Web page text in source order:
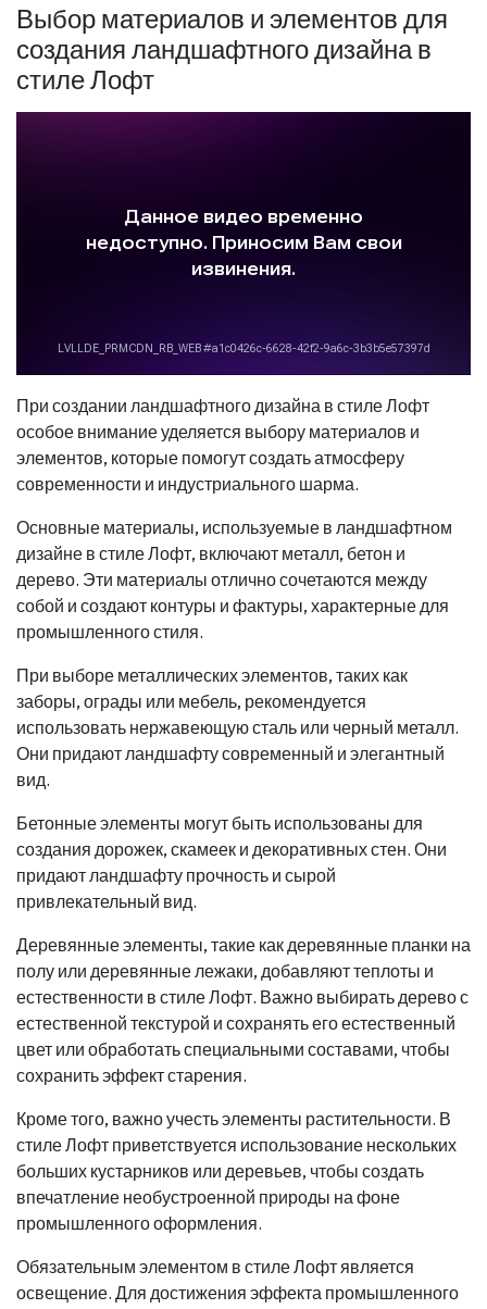
Выбор материалов и элементов для
создания ландшафтного дизайна в
стиле Лофт
При создании ландшафтного дизайна в стиле Лофт
особое внимание уделяется выбору материалов и
элементов, которые помогут создать атмосферу
современности и индустриального шарма.
Основные материалы, используемые в ландшафтном
дизайне в стиле Лофт, включают металл, бетон и
дерево. Эти материалы отлично сочетаются между
собой и создают контуры и фактуры, характерные для
промышленного стиля.
При выборе металлических элементов, таких как
заборы, ограды или мебель, рекомендуется
использовать нержавеющую сталь или черный металл.
Они придают ландшафту современный и элегантный
вид.
Бетонные элементы могут быть использованы для
создания дорожек, скамеек и декоративных стен. Они
придают ландшафту прочность и сырой
привлекательный вид.
Деревянные элементы, такие как деревянные планки на
полу или деревянные лежаки, добавляют теплоты и
естественности в стиле Лофт. Важно выбирать дерево с
естественной текстурой и сохранять его естественный
цвет или обработать специальными составами, чтобы
сохранить эффект старения.
Кроме того, важно учесть элементы растительности. В
стиле Лофт приветствуется использование нескольких
больших кустарников или деревьев, чтобы создать
впечатление необустроенной природы на фоне
промышленного оформления.
Обязательным элементом в стиле Лофт является
освещение. Для достижения эффекта промышленного